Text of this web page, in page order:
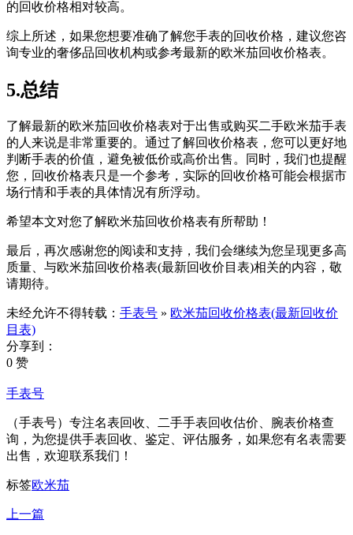
的回收价格相对较高。
综上所述，如果您想要准确了解您手表的回收价格，建议您咨
询专业的奢侈品回收机构或参考最新的欧米茄回收价格表。
5.总结
了解最新的欧米茄回收价格表对于出售或购买二手欧米茄手表
的人来说是非常重要的。通过了解回收价格表，您可以更好地
判断手表的价值，避免被低价或高价出售。同时，我们也提醒
您，回收价格表只是一个参考，实际的回收价格可能会根据市
场行情和手表的具体情况有所浮动。
希望本文对您了解欧米茄回收价格表有所帮助！
最后，再次感谢您的阅读和支持，我们会继续为您呈现更多高
质量、与欧米茄回收价格表(最新回收价目表)相关的内容，敬
请期待。
未经允许不得转载： 手表号 » 欧米茄回收价格表(最新回收价
目表)
分享到：
0 赞
手表号
（手表号）专注名表回收、二手手表回收估价、腕表价格查
询，为您提供手表回收、鉴定、评估服务，如果您有名表需要
出售，欢迎联系我们！
标签欧米茄
上一篇